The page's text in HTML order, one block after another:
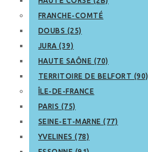
FRANCHE-COMTÉ
DOUBS (25)
JURA (39)
HAUTE SAÔNE (70)
TERRITOIRE DE BELFORT (90)
ÎLE-DE-FRANCE
PARIS (75)
SEINE-ET-MARNE (77)
YVELINES (78)